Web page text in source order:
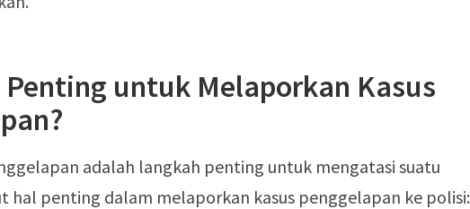
Penting untuk Melaporkan Kasus
adalah langkah penting untuk mengatasi suatu
hal penting dalam melaporkan kasus penggelapan ke polisi: